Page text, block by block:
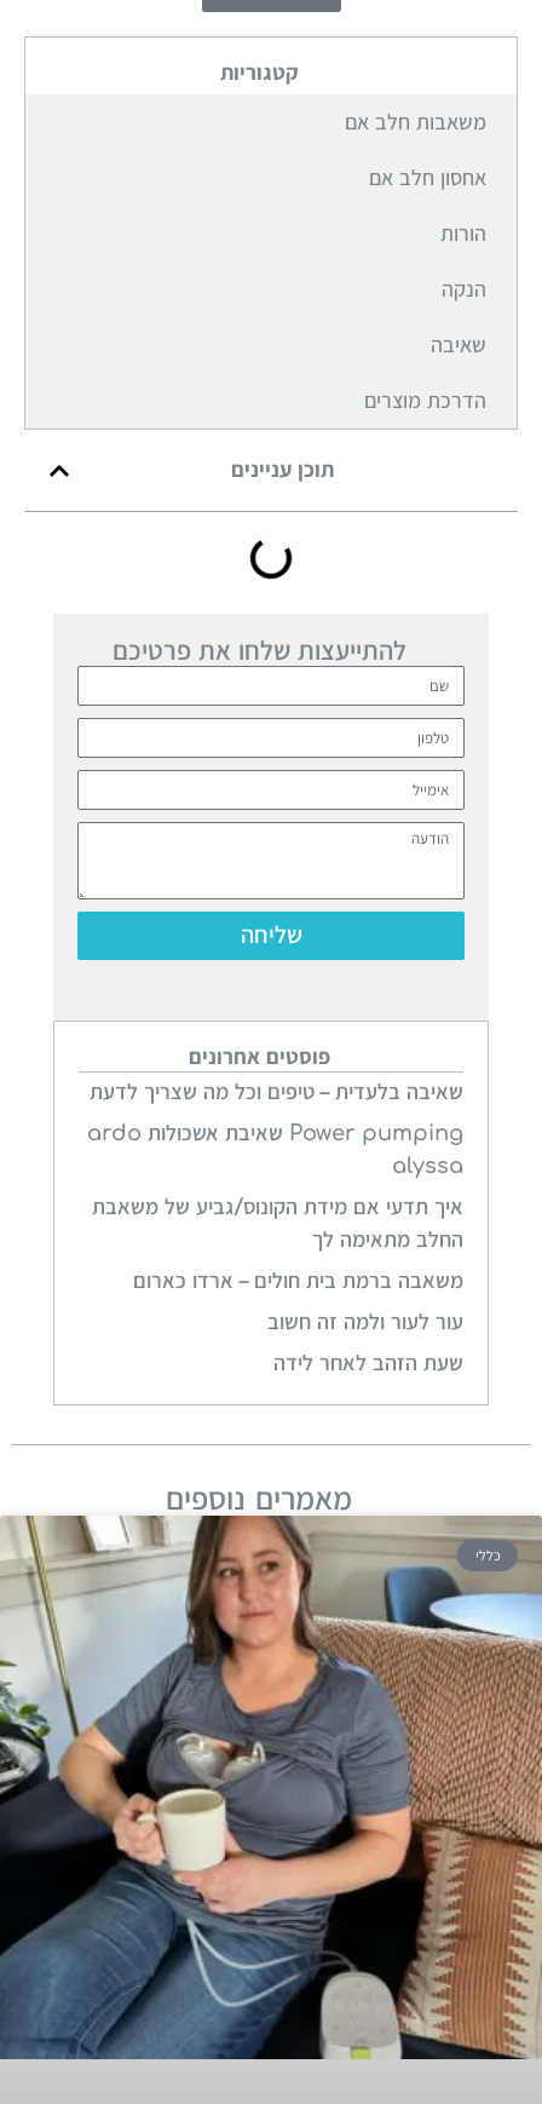
קטגוריות​
משאבות חלב אם
אחסון חלב אם
הורות
הנקה
שאיבה
הדרכת מוצרים
תוכן עניינים
להתייעצות שלחו את פרטיכם
שליחה
פוסטים אחרונים
שאיבה בלעדית – טיפים וכל מה שצריך לדעת
Power pumping שאיבת אשכולות ardo
alyssa
איך תדעי אם מידת הקונוס/גביע של משאבת
החלב מתאימה לך
משאבה ברמת בית חולים – ארדו כארום
עור לעור ולמה זה חשוב
שעת הזהב לאחר לידה
מאמרים נוספים
כללי